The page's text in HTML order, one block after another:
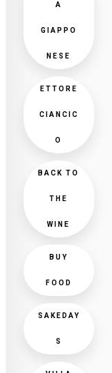
A
GIAPPO
NESE
ETTORE
CIANCIC
O
BACK TO
THE
WINE
BUY
FOOD
SAKEDAY
S